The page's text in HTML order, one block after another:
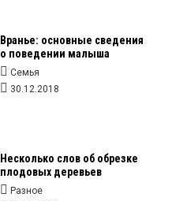
Вранье: основные сведения
о поведении малыша
Семья
30.12.2018
Несколько слов об обрезке
плодовых деревьев
Разное